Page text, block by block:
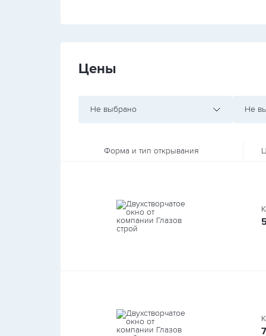
Цены
Не выбрано Не
Форма и тип открывания